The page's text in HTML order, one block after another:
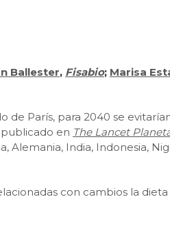
Ballester, Fisabio; Marisa
París, para 2040 se
en The Lancet
Alemania, India, Indonesia,
con cambios la dieta